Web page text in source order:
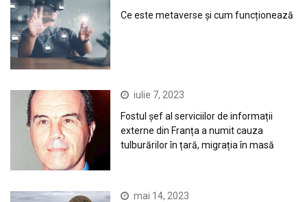
Ce este metaverse și cum funcționează
iulie 7, 2023
Fostul șef al serviciilor de informații
externe din Franța a numit cauza
tulburărilor în țară, migrația în masă
mai 14, 2023